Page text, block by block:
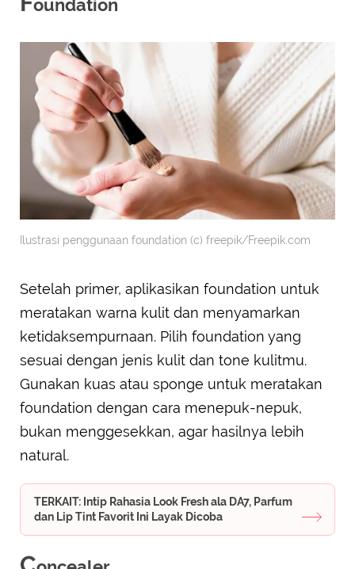
oundation
Ilustrasi penggunaan foundation (c) freepik/Freepik.com
Setelah primer, aplikasikan foundation untuk
meratakan warna kulit dan menyamarkan
ketidaksempurnaan. Pilih foundation yang
sesuai dengan jenis kulit dan tone kulitmu.
Gunakan kuas atau sponge untuk meratakan
foundation dengan cara menepuk-nepuk,
bukan menggesekkan, agar hasilnya lebih
natural.
TERKAIT: Intip Rahasia Look Fresh ala DA7, Parfum
dan Lip Tint Favorit Ini Layak Dicoba